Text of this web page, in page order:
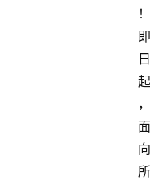
！
即
日
起
，
面
向
所